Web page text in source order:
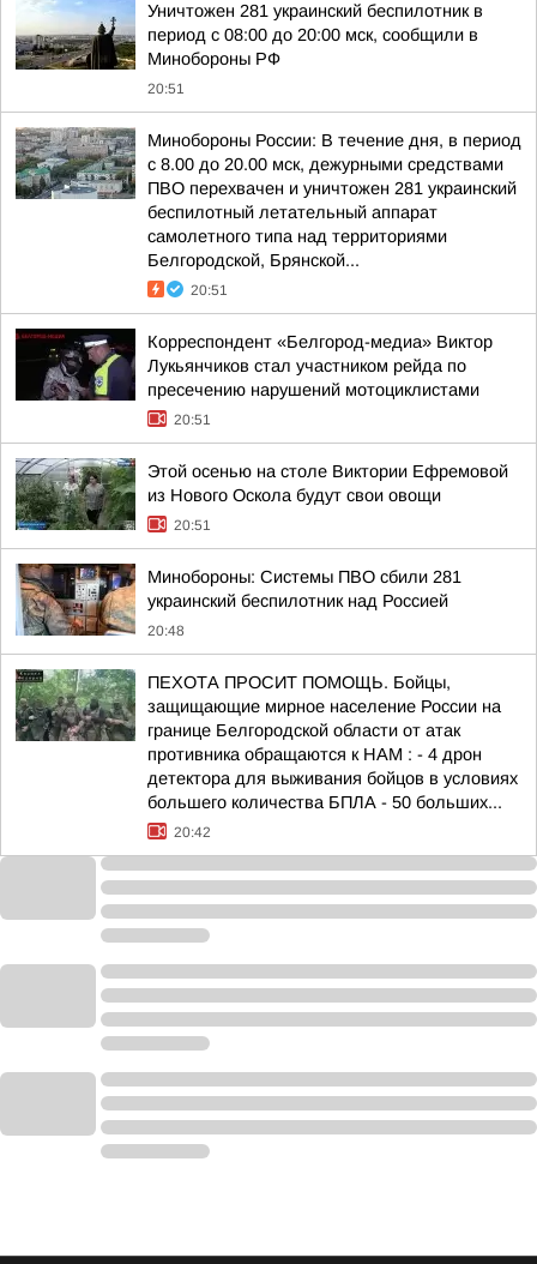
Уничтожен 281 украинский беспилотник в
период с 08:00 до 20:00 мск, сообщили в
Минобороны РФ
20:51
Минобороны России: В течение дня, в период
с 8.00 до 20.00 мск, дежурными средствами
ПВО перехвачен и уничтожен 281 украинский
беспилотный летательный аппарат
самолетного типа над территориями
Белгородской, Брянской...
20:51
Корреспондент «Белгород-медиа» Виктор
Лукьянчиков стал участником рейда по
пресечению нарушений мотоциклистами
20:51
Этой осенью на столе Виктории Ефремовой
из Нового Оскола будут свои овощи
20:51
Минобороны: Системы ПВО сбили 281
украинский беспилотник над Россией
20:48
ПЕХОТА ПРОСИТ ПОМОЩЬ. Бойцы,
защищающие мирное население России на
границе Белгородской области от атак
противника обращаются к НАМ : - 4 дрон
детектора для выживания бойцов в условиях
большего количества БПЛА - 50 больших...
20:42